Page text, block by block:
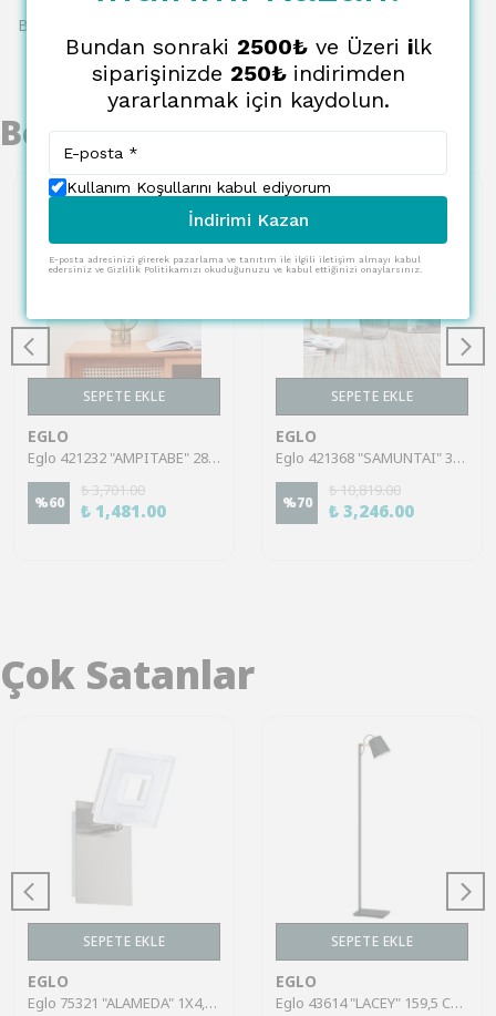
Bu ürün için henüz yorum yapılmamış.
Benzer Ürünler
SEPETE EKLE
EGLO
Eglo 421232 "AMPITABE" 28 Cm Yüksekliğinde Yeşil Cam Vazo
%60
₺ 3,701.00
₺ 1,481.00
SEPETE EKLE
EGLO
Eglo 421368 "SAMUNTAI" 32 Cm Yüksekliğinde Cam Vazo
%70
₺ 10,819.00
₺ 3,246.00
Çok Satanlar
SEPETE EKLE
EGLO
Eglo 75321 "ALAMEDA" 1X4,5W Çelik Nikel Mat Sıva Üstü Spot
SEPETE EKLE
EGLO
Eglo 43614 "LACEY" 159,5 Cm Yüksekliğinde Çelik, Ahşap Köşe Lambası Lambader
Bundan sonraki 2500₺ve Üzeri ilk
siparişinizde 250₺ indirimden
yararlanmak için kaydolun.
Kullanım Koşullarını kabul ediyorum
İndirimi Kazan
E-posta adresinizi girerek pazarlama ve tanıtım ile ilgili iletişim almayı kabul
edersiniz ve Gizlilik Politikamızı okuduğunuzu ve kabul ettiğinizi onaylarsınız.